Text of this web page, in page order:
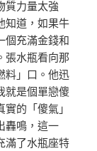
質力量太強
知道，如果牛
個充滿金錢和
張水瓶看向那
料」口。他迅
就是個單戀傻
的「傻氣」
轟鳴，這一
滿了水瓶座特